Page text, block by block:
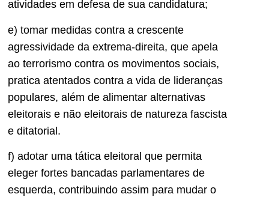
atividades em defesa de sua candidatura;
e) tomar medidas contra a crescente
agressividade da extrema-direita, que apela
ao terrorismo contra os movimentos sociais,
pratica atentados contra a vida de lideranças
populares, além de alimentar alternativas
eleitorais e não eleitorais de natureza fascista
e ditatorial.
f) adotar uma tática eleitoral que permita
eleger fortes bancadas parlamentares de
esquerda, contribuindo assim para mudar o